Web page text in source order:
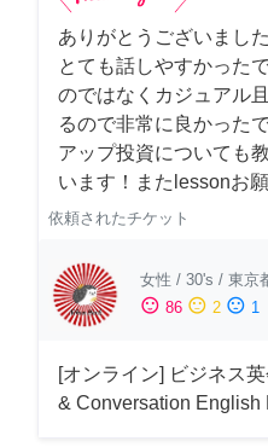
ありがとうございまし
とても話しやすかった
のではなくカジュアル
るので非常に良かった
アップ投資についても
います！またlessonお
依頼されたチケット
女性 / 30's / 東京
sentiment_satisfied 86 sentiment_neutral 2 sentiment_dissatisfied 1
[オンライン] ビジネス
& Conversation English